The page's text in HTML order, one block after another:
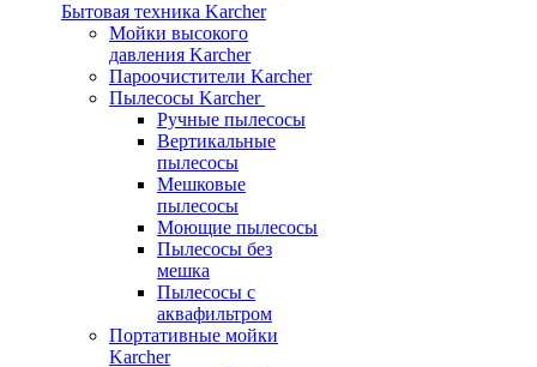
Бытовая техника Karcher
Мойки высокого
давления Karcher
Пароочистители Karcher
Пылесосы Karcher
Ручные пылесосы
Вертикальные
пылесосы
Мешковые
пылесосы
Моющие пылесосы
Пылесосы без
мешка
Пылесосы с
аквафильтром
Портативные мойки
Karcher